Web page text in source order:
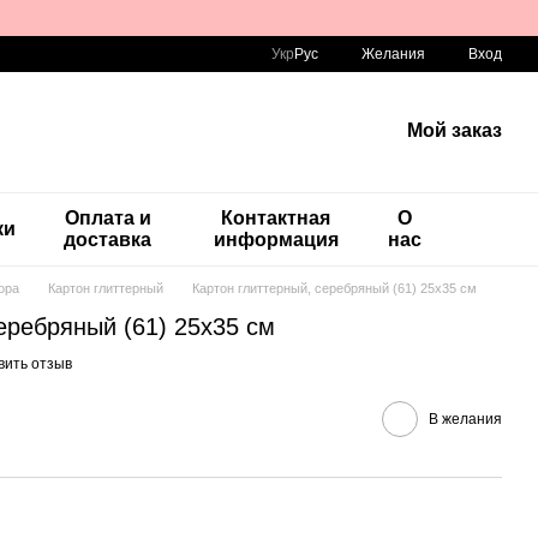
Укр Рус Желания Вход
Мой заказ
Оплата и
доставка
Контактная
информация
О
нас
Картон глиттерный Картон глиттерный, серебряный (61) 25х35 см
(61) 25х35 см
отзыв
В желания